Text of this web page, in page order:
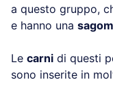
a questo gruppo,
e hanno una
Le carni di questi
sono inserite in